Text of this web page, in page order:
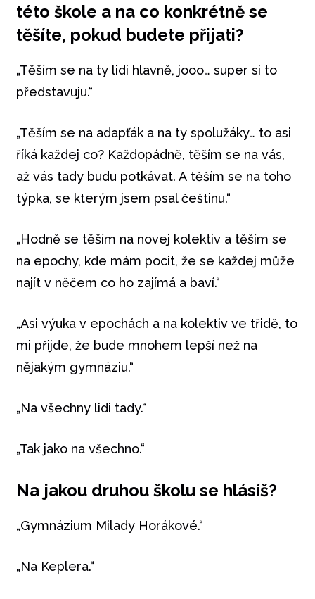
této škole a na co konkrétně se
těšíte, pokud budete přijati?
„Těším se na ty lidi hlavně, jooo… super si to
představuju.“
„Těším se na adapťák a na ty spolužáky… to asi
říká každej co? Každopádně, těším se na vás,
až vás tady budu potkávat. A těším se na toho
týpka, se kterým jsem psal češtinu.“
„Hodně se těším na novej kolektiv a těším se
na epochy, kde mám pocit, že se každej může
najít v něčem co ho zajímá a baví.“
„Asi výuka v epochách a na kolektiv ve třidě, to
mi přijde, že bude mnohem lepší než na
nějakým gymnáziu.“
„Na všechny lidi tady.“
„Tak jako na všechno.“
Na jakou druhou školu se hlásíš?
„Gymnázium Milady Horákové.“
„Na Keplera.“